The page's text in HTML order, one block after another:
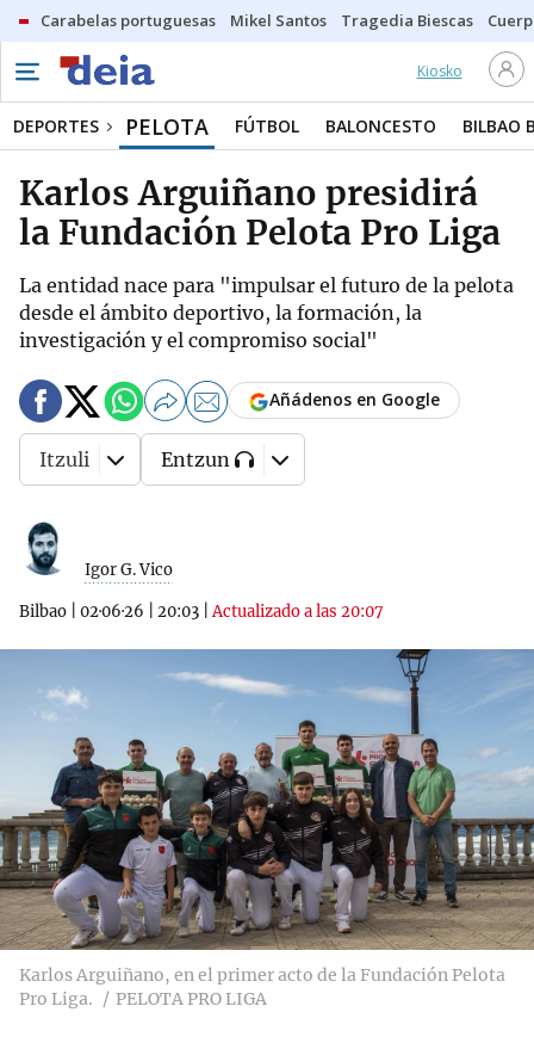
Carabelas portuguesas Mikel Santos Tragedia Biescas
Kiosko
DEPORTES PELOTA FÚTBOL BALONCESTO BILBAO
Karlos Arguiñano presidirá
la Fundación Pelota Pro Liga
La entidad nace para "impulsar el futuro de la pelota
desde el ámbito deportivo, la formación, la
investigación y el compromiso social"
Igor G. Vico
Bilbao 02·06·26 20:03 |Actualizado a las 20:07
Añádenos en Google
Itzuli Entzun
Karlos Arguiñano, en el primer acto de la Fundación Pelota
Pro Liga.
PELOTA PRO LIGA